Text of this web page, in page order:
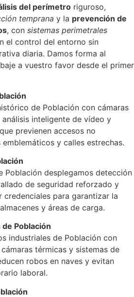
del perímetro riguroso,
temprana y la prevención de
, con sistemas perimetrales
el control del entorno sin
diaria. Damos forma al
a vuestro favor desde el primer
de Población con cámaras
inteligente de vídeo y
previenen accesos no
y calles estrechas.
Población desplegamos detección
de seguridad reforzado y
para garantizar la
y áreas de carga.
Población
industriales de Población con
térmicas y sistemas de
robos en naves y evitan
laboral.